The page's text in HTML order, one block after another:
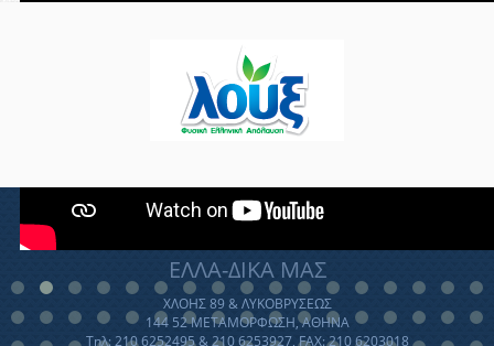
ΕΛΛΑ-ΔΙΚΑ ΜΑΣ
ΧΛΟΗΣ 89 & ΛΥΚΟΒΡΥΣΕΩΣ
144 52 ΜΕΤΑΜΟΡΦΩΣΗ, ΑΘΗΝΑ
Τηλ: 210 6252495 & 210 6253927, FAX: 210 6203018